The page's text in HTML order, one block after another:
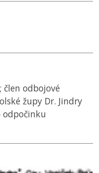
člen odbojové
župy Dr. Jindry
odpočinku